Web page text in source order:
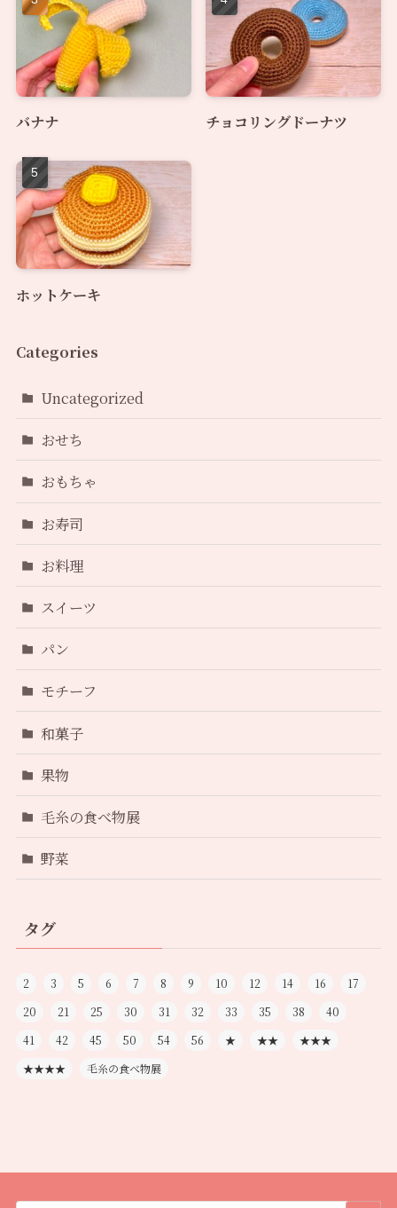
バナナ チョコリングドーナツ
ホットケーキ
Categories
Uncategorized
おせち
おもちゃ
お寿司
お料理
スイーツ
パン
モチーフ
和菓子
果物
毛糸の食べ物展
野菜
タグ
2 3 5 6 7 8 9 10 12 14 16
17
20
21 25 30 31 32 33 35 38
40
41
42 45 50 54 56 ★ ★★
★★★
★★★★
毛糸の食べ物展